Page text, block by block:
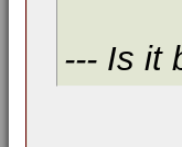
--- Is it